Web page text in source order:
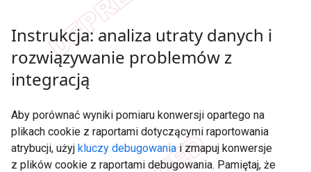
Instrukcja: analiza utraty danych i
rozwiązywanie problemów z
integracją
Aby porównać wyniki pomiaru konwersji opartego na
plikach cookie z raportami dotyczącymi raportowania
atrybucji, użyj kluczy debugowaniai zmapuj konwersje
z plików cookie z raportami debugowania. Pamiętaj, że